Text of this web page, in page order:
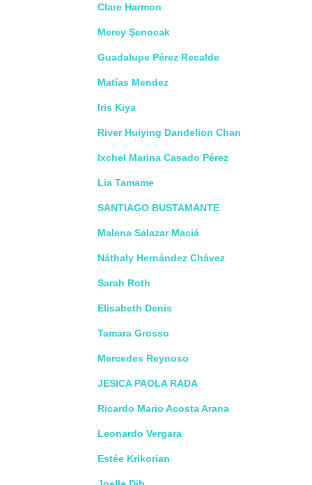
Clare Harmon
Merey Şenocak
Guadalupe Pérez Recalde
Matías Mendez
Iris Kiya
River Huiying Dandelion Chan
Ixchel Marina Casado Pérez
Lia Tamame
SANTIAGO BUSTAMANTE
Malena Salazar Maciá
Náthaly Hernández Chávez
Sarah Roth
Elisabeth Denis
Tamara Grosso
Mercedes Reynoso
JESICA PAOLA RADA
Ricardo Mario Acosta Arana
Leonardo Vergara
Estée Krikorian